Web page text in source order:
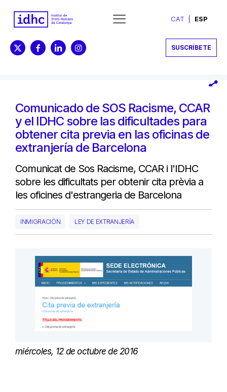
CAT ESP
SUSCRÍBETE
Comunicado de SOS Racisme, CCAR
y el IDHC sobre las dificultades para
obtener cita previa en las oficinas de
extranjería de Barcelona
Comunicat de Sos Racisme, CCAR i l'IDHC
sobre les dificultats per obtenir cita prèvia a
les oficines d'estrangeria de Barcelona
INMIGRACIÓN LEY DE EXTRANJERÍA
miércoles, 12 de octubre de 2016